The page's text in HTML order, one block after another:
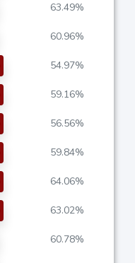
63.49%
60.96%
54.97%
59.16%
56.56%
59.84%
64.06%
63.02%
60.78%